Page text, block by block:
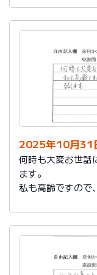
2025年10月31
何時も大変お世話
ます。
私も高齢ですので